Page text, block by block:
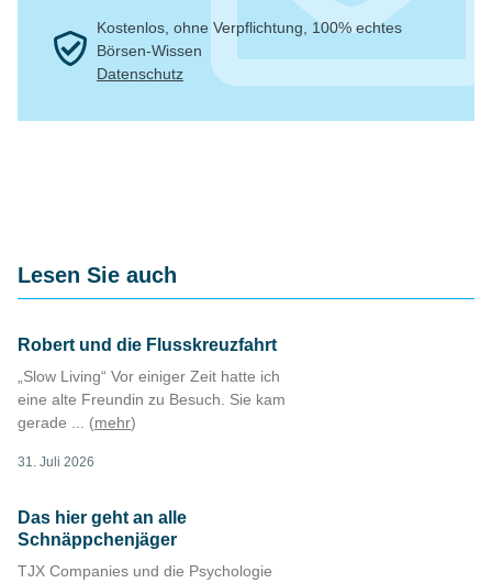
Kostenlos, ohne Verpflichtung, 100% echtes
Börsen-Wissen
Datenschutz
Lesen Sie auch
Robert und die Flusskreuzfahrt
„Slow Living“ Vor einiger Zeit hatte ich
eine alte Freundin zu Besuch. Sie kam
gerade ... (mehr)
31. Juli 2026
Das hier geht an alle
Schnäppchenjäger
TJX Companies und die Psychologie